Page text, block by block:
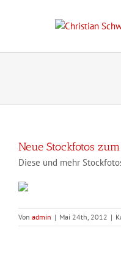
Neue Stockfotos zum
Diese und mehr
Von admin | Mai 24th, 2012 |